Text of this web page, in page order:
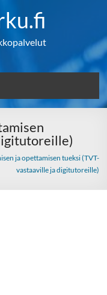
ja opettamisen tueksi (TVT-
vastaaville ja digitutoreille)